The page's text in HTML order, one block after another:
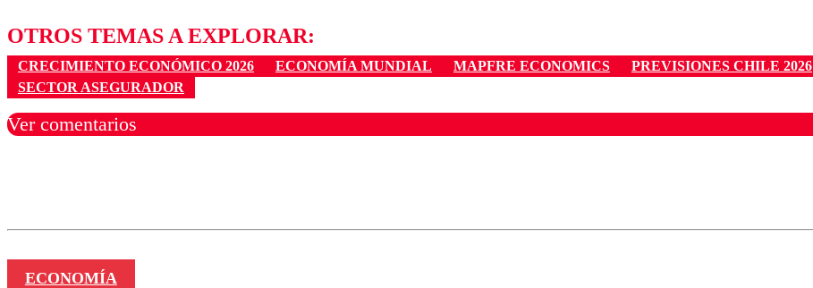
OTROS TEMAS A EXPLORAR:
CRECIMIENTO ECONÓMICO 2026 ECONOMÍA MUNDIAL MAPFRE ECONOMICS
PREVISIONES CHILE 2026
SECTOR ASEGURADOR
Ver comentarios
ECONOMÍA